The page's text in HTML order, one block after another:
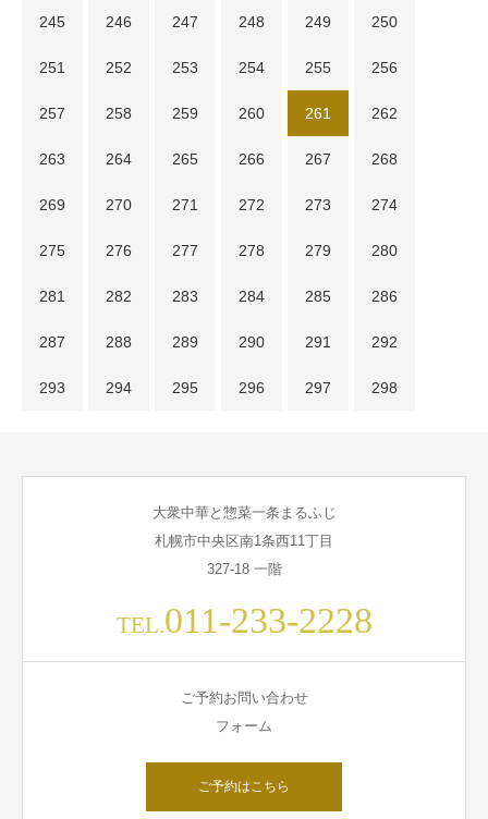
245 246 247 248 249 250
251 252 253 254 255 256
257 258 259 260 261 262
263 264 265 266 267 268
269 270 271 272 273 274
275 276 277 278 279 280
281 282 283 284 285 286
287 288 289 290 291 292
293 294 295 296 297 298
大衆中華と惣菜一条まるふじ
札幌市中央区南1条西11丁目
327-18 一階
TEL.011-233-2228
ご予約お問い合わせ
フォーム
ご予約はこちら